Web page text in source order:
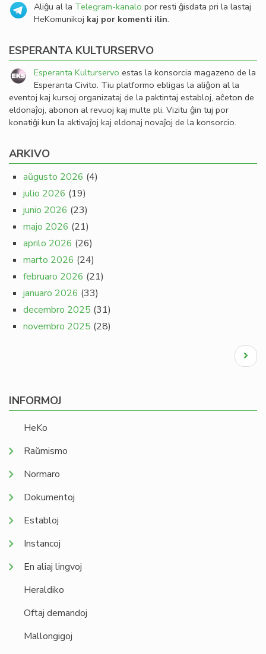
Aliĝu al la Telegram-kanalo por resti ĝisdata pri la lastaj
HeKomunikoj kaj por komenti ilin.
ESPERANTA KULTURSERVO
Esperanta Kulturservo estas la konsorcia magazeno de la
Esperanta Civito. Tiu platformo ebligas la aliĝon al la
eventoj kaj kursoj organizataj de la paktintaj establoj, aĉeton de
eldonaĵoj, abonon al revuoj kaj multe pli. Vizitu ĝin tuj por
konatiĝi kun la aktivaĵoj kaj eldonaj novaĵoj de la konsorcio.
ARKIVO
aŭgusto 2026 (4)
julio 2026 (19)
junio 2026 (23)
majo 2026 (21)
aprilo 2026 (26)
marto 2026 (24)
februaro 2026 (21)
januaro 2026 (33)
decembro 2025 (31)
novembro 2025 (28)
Next
page
INFORMOJ
HeKo
Raŭmismo
Normaro
Dokumentoj
Establoj
Instancoj
En aliaj lingvoj
Heraldiko
Oftaj demandoj
Mallongigoj